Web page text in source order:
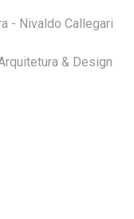
- Nivaldo Callegari
& Design